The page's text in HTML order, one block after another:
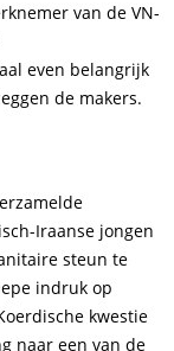
van de VN-
even belangrijk
de makers.
Iraanse jongen
steun te
indruk op
kwestie
naar een van de